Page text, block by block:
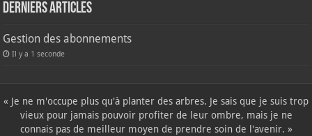
Derniers articles
Gestion des abonnements
Il y a 1 seconde
« Je ne m'occupe plus qu'à planter des arbres. Je sais que je suis trop
vieux pour jamais pouvoir profiter de leur ombre, mais je ne
connais pas de meilleur moyen de prendre soin de l'avenir. »